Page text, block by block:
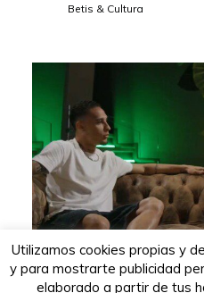
Betis & Cultura
Utilizamos cookies propias y
y para mostrarte publicidad
elaborado a partir de tus